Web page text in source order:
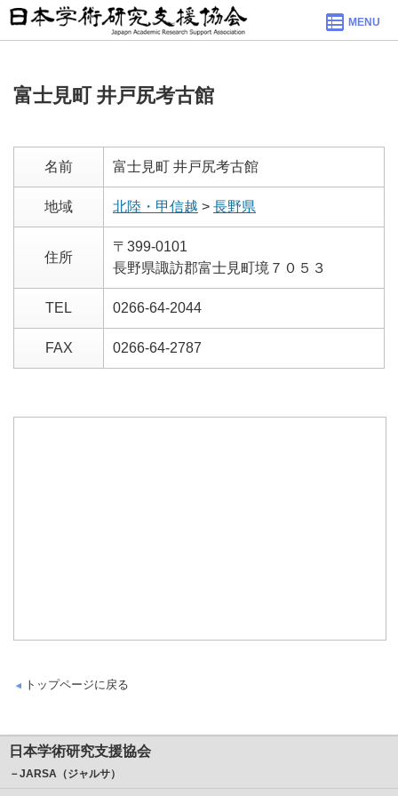
MENU
富士見町 井戸尻考古館
名前 富士見町 井戸尻考古館
地域 北陸・甲信越 > 長野県
住所
〒399-0101
長野県諏訪郡富士見町境７０５３
TEL 0266-64-2044
FAX 0266-64-2787
トップページに戻る
日本学術研究支援協会
－JARSA（ジャルサ）